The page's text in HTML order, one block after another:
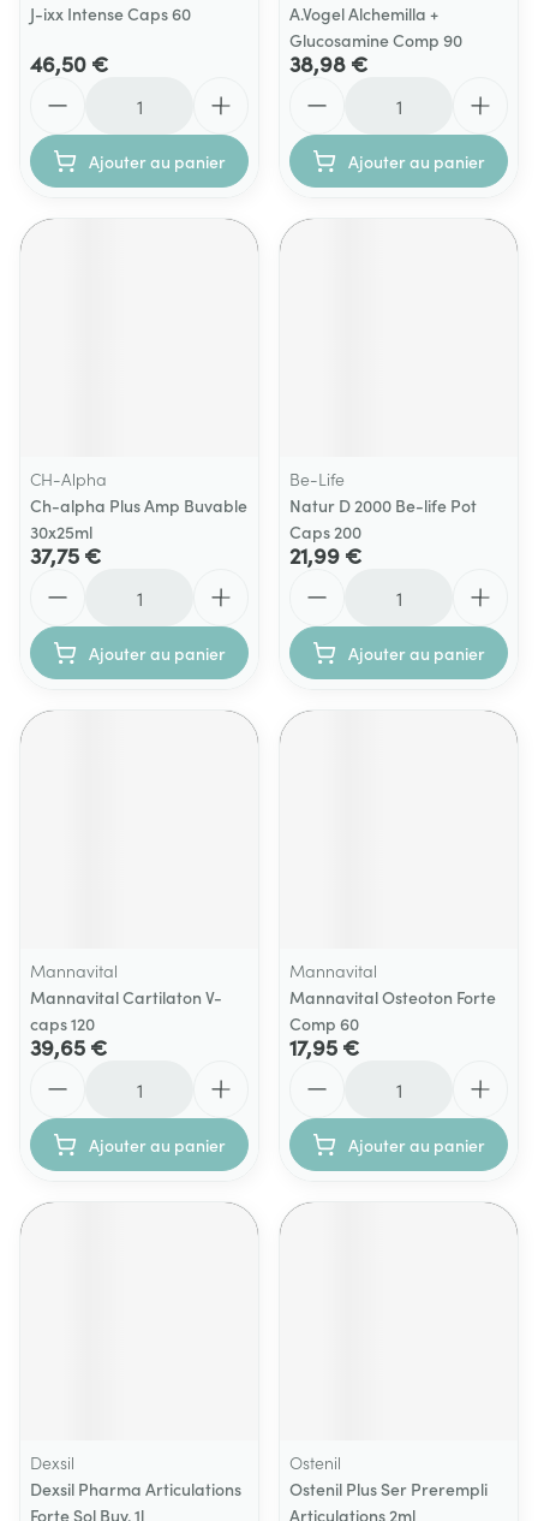
J-ixx Intense Caps 60
46,50 €
Ajouter au panier
A.Vogel Alchemilla +
Glucosamine Comp 90
38,98 €
Ajouter au panier
CH-Alpha
Ch-alpha Plus Amp Buvable
30x25ml
37,75 €
Ajouter au panier
Be-Life
Natur D 2000 Be-life Pot
Caps 200
21,99 €
Ajouter au panier
Mannavital
Mannavital Cartilaton V-
caps 120
39,65 €
Ajouter au panier
Mannavital
Mannavital Osteoton Forte
Comp 60
17,95 €
Ajouter au panier
Dexsil
Dexsil Pharma Articulations
Forte Sol Buv. 1l
Ostenil
Ostenil Plus Ser Prerempli
Articulations 2ml